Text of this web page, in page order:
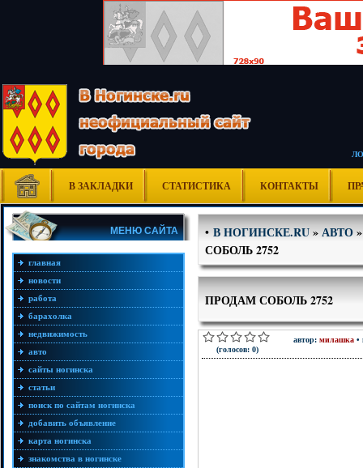
В ЗАКЛАДКИ СТАТИСТИКА КОНТАКТЫ
МЕНЮ САЙТА
главная
новости
работа
барахолка
недвижимость
авто
сайты ногинска
статьи
поиск по сайтам ногинска
добавить объявление
карта ногинска
знакомства в ногинске
•В НОГИНСКЕ.RU»АВТО
СОБОЛЬ 2752
ПРОДАМ СОБОЛЬ 2752
(голосов: 0)
автор: милашка•